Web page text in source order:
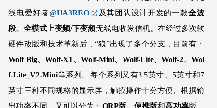
线电爱好者@UA3REO 及其团队设计开发的一款全波
段、全模式上变频/下变频无线电收发信机。在经过多次软
硬件改版和技术革新后，“狼”出现了多个分支，目前有：
Wolf Big、Wolf-X1、Wolf-Mini、Wolf-Lite、Wolf-2、Wol
f-Lite_V2-Mini等系列。每个系列又有3.5英寸、5英寸和7
英寸三种不同规格的显示屏，触摸操作十分方便。根据输
出功率不同，又可以分为： QRP版、便携版和高功率版。